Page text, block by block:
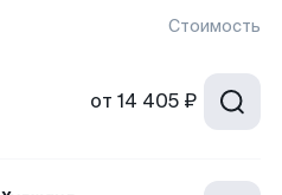
Стоимость
от 14 405 ₽